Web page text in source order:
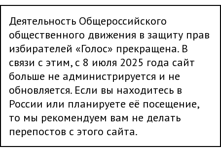
Деятельность Общероссийского
общественного движения в защиту прав
избирателей «Голос» прекращена. В
связи с этим, с 8 июля 2025 года сайт
больше не администрируется и не
обновляется. Если вы находитесь в
России или планируете её посещение,
то мы рекомендуем вам не делать
перепостов с этого сайта.